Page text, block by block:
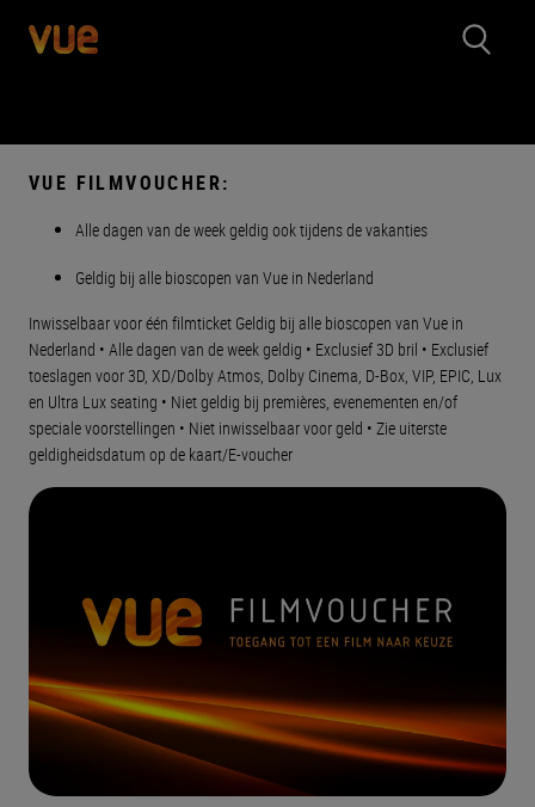
VUE FILMVOUCHER:
Alle dagen van de week geldig ook tijdens de vakanties
Geldig bij alle bioscopen van Vue in Nederland
Inwisselbaar voor één filmticket Geldig bij alle bioscopen van Vue in
Nederland • Alle dagen van de week geldig • Exclusief 3D bril • Exclusief
toeslagen voor 3D, XD/Dolby Atmos, Dolby Cinema, D-Box, VIP, EPIC, Lux
en Ultra Lux seating • Niet geldig bij premières, evenementen en/of
speciale voorstellingen • Niet inwisselbaar voor geld • Zie uiterste
geldigheidsdatum op de kaart/E-voucher